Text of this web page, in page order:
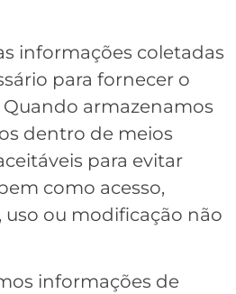
informações coletadas
para fornecer o
armazenamos
dentro de meios
​​para evitar
como acesso,
uso ou modificação não
informações de